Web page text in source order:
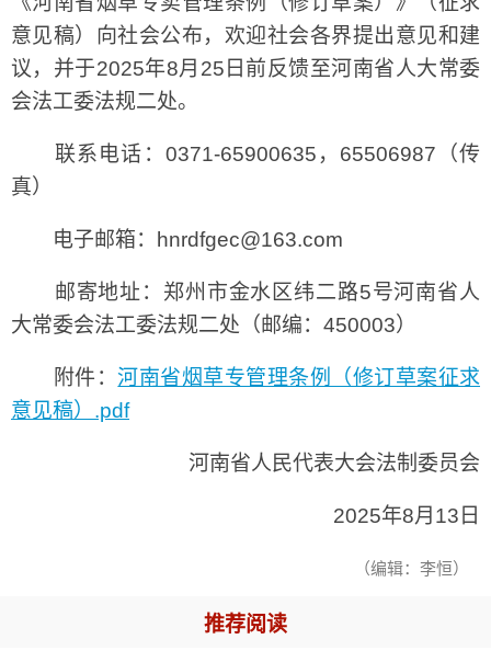
意见稿）向社会公布，欢迎社会各界提出意见和建
议，并于2025年8月25日前反馈至河南省人大常委
会法工委法规二处。
联系电话：0371-65900635，65506987（传
真）
电子邮箱：hnrdfgec@163.com
邮寄地址：郑州市金水区纬二路5号河南省人
大常委会法工委法规二处（邮编：450003）
附件：河南省烟草专管理条例（修订草案征求
意见稿）.pdf
河南省人民代表大会法制委员会
2025年8月13日
（编辑：李恒）
推荐阅读